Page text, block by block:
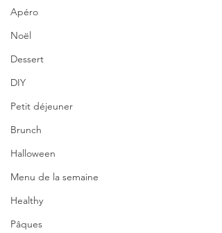
Apéro
Noël
Dessert
DIY
Petit déjeuner
Brunch
Halloween
Menu de la semaine
Healthy
Pâques